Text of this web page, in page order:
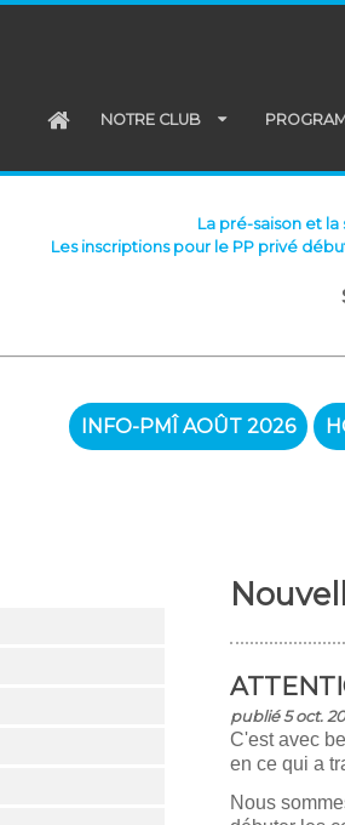
NOTRE CLUB
La pré-saison et
Les inscriptions pour le PP privé
INFO-PMÎ AOÛT 2026
publié 5 oct.
C'est avec
en ce qui a
Nous